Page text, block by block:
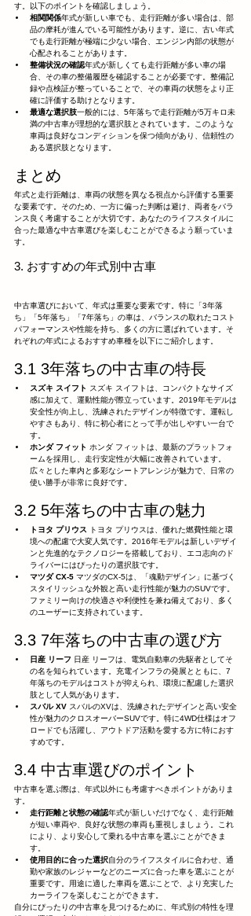
す。以下のポイントを確認しましょう。
相関関係年式が新しい車でも、走行距離が多い場合は、部
品の摩耗が進んでいる可能性があります。逆に、古い年式
でも走行距離が極端に少ない場合、エンジン内部の状態が
心配されることがあります。
整備状況の確認年式が新しくても走行距離が多い車の場
合、その車の整備履歴を確認することが必要です。整備記
録や点検証が整っていることで、その車両の状態をより正
確に評価する助けとなります。
最適な選択肢一般的には、5年落ちで走行距離が5万キロ未
満の中古車が理想的な選択肢とされています。このような
車両は良好なコンディションを保つ傾向があり、信頼性の
ある選択肢となります。
まとめ
年式と走行距離は、車両の状態を異なる視点から評価する重要
な要素です。そのため、一方に偏った判断は避け、両者をバラ
ンス良く考慮することが大切です。あなたのライフスタイルに
合った最適な中古車選びを楽しむことができるよう願っていま
す。
3. おすすめの年式別中古車
中古車選びにおいて、年式は重要な要素です。特に「3年落
ち」「5年落ち」「7年落ち」の車は、バランスの取れたコスト
パフォーマンスや性能を持ち、多くの方に選ばれています。そ
れぞれの年式によるおすすめ車種を以下にご紹介します。
3.1 3年落ちの中古車の特長
スズキ スイフト スズキ スイフトは、コンパクトなサイズ
感に加えて、運動性能が際立っています。2019年モデルは
安全性が向上し、洗練されたデザインが特徴です。運転し
やすさもあり、特に初心者にとって手が出しやすい一台で
す。
ホンダ フィット ホンダ フィットは、最新のプラットフォ
ームを採用し、走行安定性が大幅に改善されています。
広々とした車内と多彩なシートアレンジが魅力で、日常の
使い勝手が非常に良好です。
3.2 5年落ちの中古車の魅力
トヨタ プリウス トヨタ プリウスは、優れた燃費性能と環
境への配慮で大変人気です。2016年モデルは新しいデザイ
ンと先進的なテクノロジーを搭載しており、エコ志向のド
ライバーにはぴったりの選択肢です。
マツダ CX-5 マツダのCX-5は、「魂動デザイン」に基づく
スタイリッシュな外観と高い走行性能が魅力のSUVです。
ファミリー向けの快適さや利便性を兼ね備えており、多く
のユーザーに支持されています。
3.3 7年落ちの中古車の選び方
日産 リーフ 日産 リーフは、電気自動車の先駆者としてそ
の名を知られています。充電インフラの発展とともに、7
年落ちのモデルはコストが抑えられ、環境に配慮した選択
肢として人気があります。
スバル XV スバルのXVは、洗練されたデザインと高い安全
性が魅力のクロスオーバーSUVです。特に4WD仕様はオフ
ロードでも活躍し、アウトドア活動を愛する方に特におす
すめです。
3.4 中古車選びのポイント
中古車を選ぶ際は、年式以外にも考慮すべきポイントがありま
す。
走行距離と状態の確認年式が新しいだけでなく、走行距離
が短い車両や、良好な状態の車両も重視しましょう。これ
により、より安心して乗れる中古車を選ぶことができま
す。
使用目的に合った選択自分のライフスタイルに合わせ、通
勤や家族のレジャーなどのニーズに合った車を選ぶことが
重要です。用途に適した車両を選ぶことで、より充実した
カーライフを楽しむことができます。
自分にぴったりの中古車を見つけるために、年式別の特性を理